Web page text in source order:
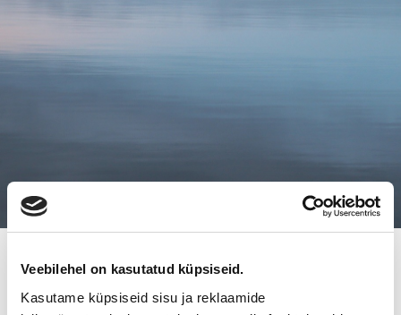
Veebilehel on kasutatud küpsiseid.
Kasutame küpsiseid sisu ja reklaamide
PÖYTYÄLLÄ TOIMIVA